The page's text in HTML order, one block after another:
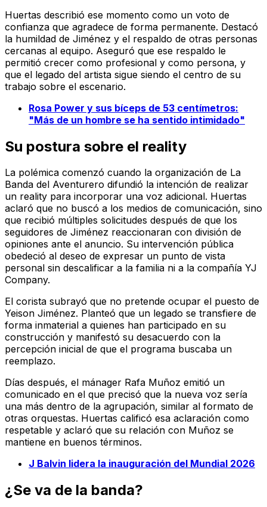
Huertas describió ese momento como un voto de
confianza que agradece de forma permanente. Destacó
la humildad de Jiménez y el respaldo de otras personas
cercanas al equipo. Aseguró que ese respaldo le
permitió crecer como profesional y como persona, y
que el legado del artista sigue siendo el centro de su
trabajo sobre el escenario.
Rosa Power y sus bíceps de 53 centímetros:
"Más de un hombre se ha sentido intimidado"
Su postura sobre el reality
La polémica comenzó cuando la organización de La
Banda del Aventurero difundió la intención de realizar
un reality para incorporar una voz adicional. Huertas
aclaró que no buscó a los medios de comunicación, sino
que recibió múltiples solicitudes después de que los
seguidores de Jiménez reaccionaran con división de
opiniones ante el anuncio. Su intervención pública
obedeció al deseo de expresar un punto de vista
personal sin descalificar a la familia ni a la compañía YJ
Company.
El corista subrayó que no pretende ocupar el puesto de
Yeison Jiménez. Planteó que un legado se transfiere de
forma inmaterial a quienes han participado en su
construcción y manifestó su desacuerdo con la
percepción inicial de que el programa buscaba un
reemplazo.
Días después, el mánager Rafa Muñoz emitió un
comunicado en el que precisó que la nueva voz sería
una más dentro de la agrupación, similar al formato de
otras orquestas. Huertas calificó esa aclaración como
respetable y aclaró que su relación con Muñoz se
mantiene en buenos términos.
J Balvin lidera la inauguración del Mundial 2026
¿Se va de la banda?